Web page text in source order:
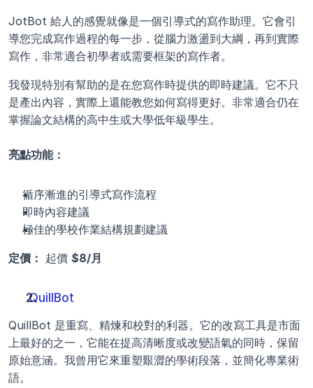
JotBot 給人的感覺就像是一個引導式的寫作助理。它會引
導您完成寫作過程的每一步，從腦力激盪到大綱，再到實際
寫作，非常適合初學者或需要框架的寫作者。
我發現特別有幫助的是在您寫作時提供的即時建議。它不只
是產出內容，實際上還能教您如何寫得更好。非常適合仍在
掌握論文結構的高中生或大學低年級學生。
亮點功能：
循序漸進的引導式寫作流程
即時內容建議
極佳的學校作業結構規劃建議
定價： 起價 $8/月
QuillBot
QuillBot 是重寫、精煉和校對的利器。它的改寫工具是市面
上最好的之一，它能在提高清晰度或改變語氣的同時，保留
原始意涵。我曾用它來重塑艱澀的學術段落，並簡化專業術
語。